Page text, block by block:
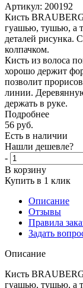
Артикул: 200192
Кисть
гуашью, тушью, а
деталей рисунка.
колпачком.
Кисть из волоса
хорошо держит
позволит
линии.
держать в руке.
Подробнее
56 руб.
Есть в наличии
Нашли дешевле?
-
В корзину
Купить в 1 клик
Описание
Отзывы
Правила
Задать
Описание
Кисть
гуашью, тушью, а